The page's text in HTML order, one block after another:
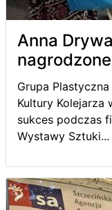
Anna
nagrodzone
Grupa
Kultury Kolejarza
sukces podczas
Wystawy Sztuki...